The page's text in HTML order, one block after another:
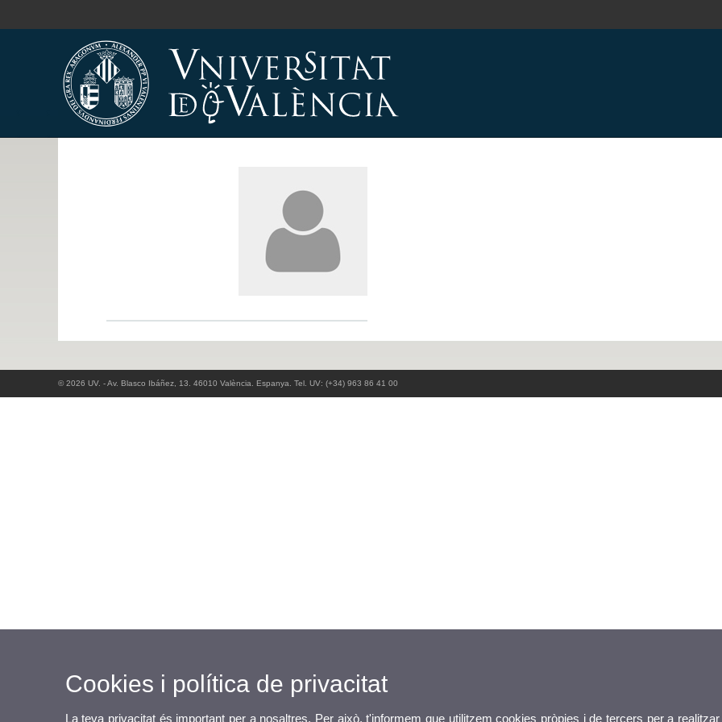
© 2026 UV. - Av. Blasco Ibáñez, 13. 46010 València. Espanya. Tel. UV: (+34) 963 86 41 00
Cookies i política de privacitat
La teva privacitat és important per a nosaltres. Per això, t'informem que utilitzem cookies pròpies i de tercers per a realitzar